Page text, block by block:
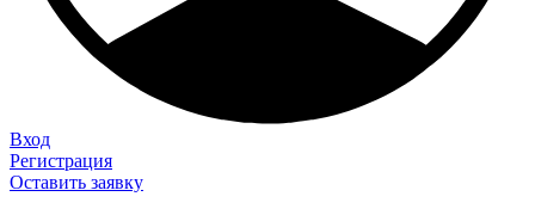
Вход
Регистрация
Оставить заявку